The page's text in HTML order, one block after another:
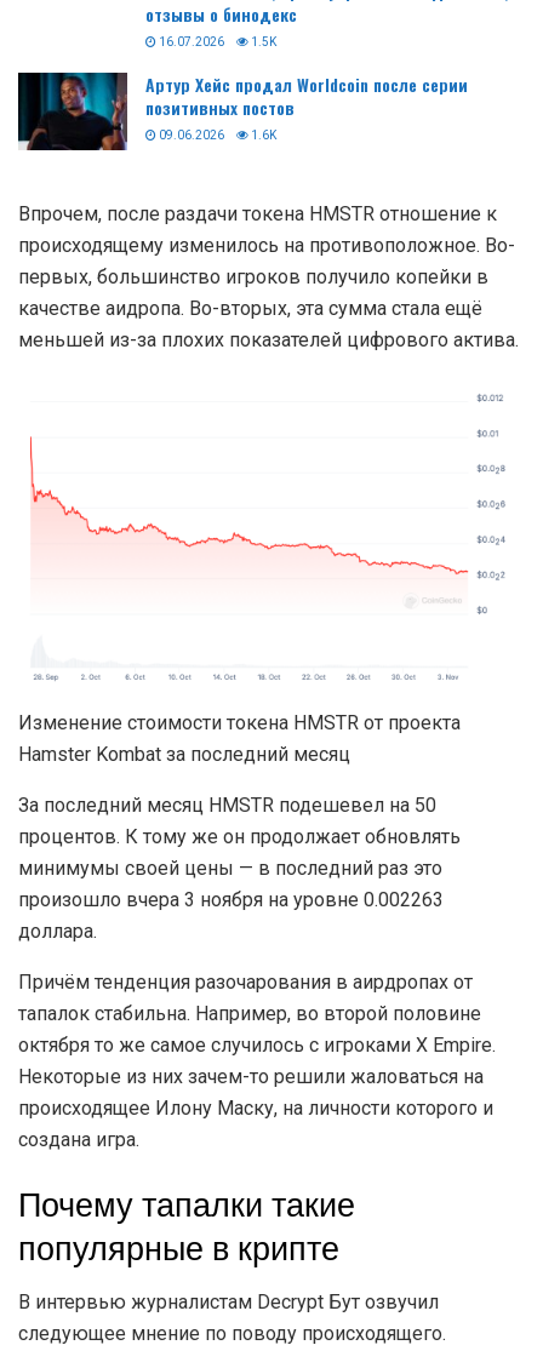
отзывы о бинодекс
16.07.2026 1.5K
Артур Хейс продал Worldcoin после серии
позитивных постов
09.06.2026 1.6K
Впрочем, после раздачи токена HMSTR отношение к
происходящему изменилось на противоположное. Во-
первых, большинство игроков получило копейки в
качестве аидропа. Во-вторых, эта сумма стала ещё
меньшей из-за плохих показателей цифрового актива.
Изменение стоимости токена HMSTR от проекта
Hamster Kombat за последний месяц
За последний месяц HMSTR подешевел на 50
процентов. К тому же он продолжает обновлять
минимумы своей цены — в последний раз это
произошло вчера 3 ноября на уровне 0.002263
доллара.
Причём тенденция разочарования в аирдропах от
тапалок стабильна. Например, во второй половине
октября то же самое случилось с игроками X Empire.
Некоторые из них зачем-то решили жаловаться на
происходящее Илону Маску, на личности которого и
создана игра.
Почему тапалки такие
популярные в крипте
В интервью журналистам Decrypt Бут озвучил
следующее мнение по поводу происходящего.